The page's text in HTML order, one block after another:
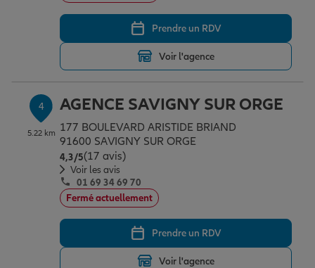
Protection juridique
Retraite
Tous nos devis d'assurance
Prendre un RDV
Voir l'agence
4
5.22 km
AGENCE SAVIGNY SUR ORGE
177 BOULEVARD ARISTIDE BRIAND
91600 SAVIGNY SUR ORGE
4,3/5Note de 4.3 sur 5
(17 avis)
Voir les avis
01 69 34 69 70
Fermé actuellement
Prendre un RDV
Voir l'agence